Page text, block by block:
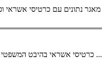
... מאגר נתונים עם כרטיסי אשראי
כרטיסי אשראי בהיבט המשפטי • חוק כרטיסי חיוב, התשמ"ו, 1986 חוזה כרטיס חיוב וחידושו, כריתת חוזה לגבי כרטיס תשלום מיוחד, תוקף החיובים, סיום חוזה כרטיס חיוב. • תקנות כרטיסי ...